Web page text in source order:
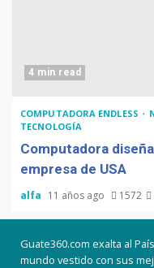
4 min read
COMPUTADORA ENDLESS
TECNOLOGÍA
Computadora
empresa de USA
alfa 11 años ago 1572
Guate360.com exalta al
mundo vestido con sus